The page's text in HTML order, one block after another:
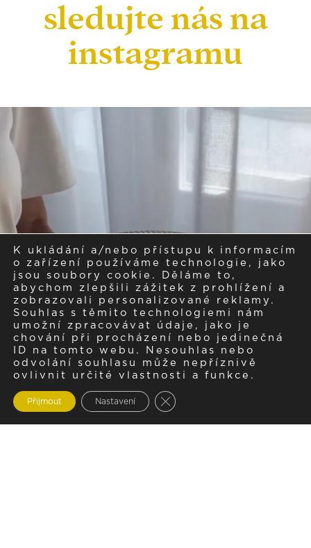
sledujte nás na
instagramu
K ukládání a/nebo přístupu k informacím
o zařízení používáme technologie, jako
jsou soubory cookie. Děláme to,
abychom zlepšili zážitek z prohlížení a
zobrazovali personalizované reklamy.
Souhlas s těmito technologiemi nám
umožní zpracovávat údaje, jako je
chování při procházení nebo jedinečná
ID na tomto webu. Nesouhlas nebo
odvolání souhlasu může nepříznivě
ovlivnit určité vlastnosti a funkce.
Přijmout Nastavení Zavřít cookie lištu GDPR